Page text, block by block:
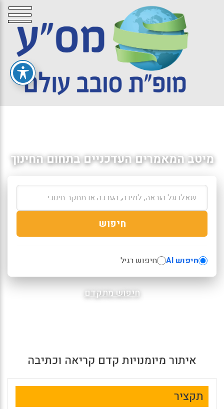
מיטב המאמרים העדכניים בתחום החינוך
חיפוש
חיפוש AI חיפוש רגיל
חיפוש מתקדם
איתור מיומנויות קדם קריאה וכתיבה
תקציר